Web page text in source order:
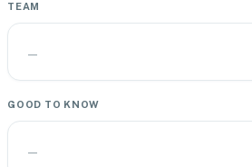
TEAM
—
GOOD TO KNOW
—